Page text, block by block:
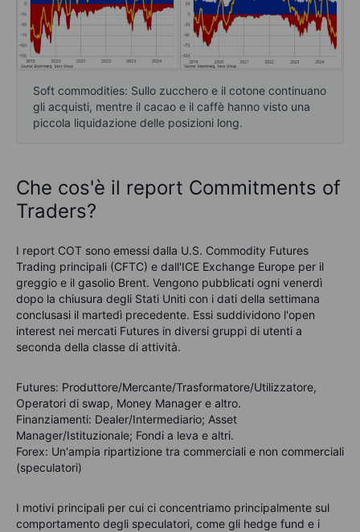
Soft commodities: Sullo zucchero e il cotone continuano
gli acquisti, mentre il cacao e il caffè hanno visto una
piccola liquidazione delle posizioni long.
Che cos'è il report Commitments of
Traders?
I report COT sono emessi dalla U.S. Commodity Futures
Trading principali (CFTC) e dall'ICE Exchange Europe per il
greggio e il gasolio Brent. Vengono pubblicati ogni venerdì
dopo la chiusura degli Stati Uniti con i dati della settimana
conclusasi il martedì precedente. Essi suddividono l'open
interest nei mercati Futures in diversi gruppi di utenti a
seconda della classe di attività.
Futures: Produttore/Mercante/Trasformatore/Utilizzatore,
Operatori di swap, Money Manager e altro.
Finanziamenti: Dealer/Intermediario; Asset
Manager/Istituzionale; Fondi a leva e altri.
Forex: Un'ampia ripartizione tra commerciali e non commerciali
(speculatori)
I motivi principali per cui ci concentriamo principalmente sul
comportamento degli speculatori, come gli hedge fund e i